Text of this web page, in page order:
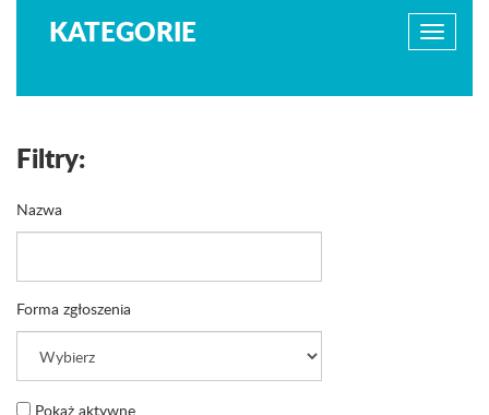
KATEGORIE
Filtry:
Nazwa
Forma zgłoszenia
Pokaż aktywne